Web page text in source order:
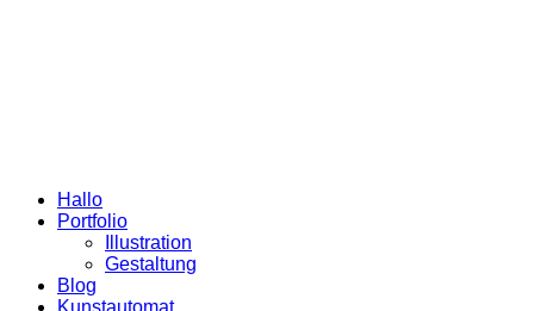
Hallo
Portfolio
Illustration
Gestaltung
Blog
Kunstautomat